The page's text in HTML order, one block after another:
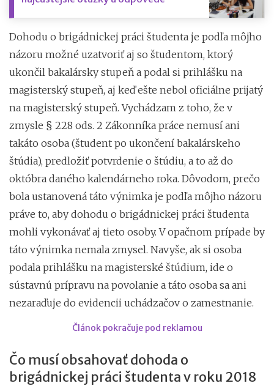
Dohodu o brigádnickej práci študenta je podľa môjho
názoru možné uzatvoriť aj so študentom, ktorý
ukončil bakalársky stupeň a podal si prihlášku na
magisterský stupeň, aj keď ešte nebol oficiálne prijatý
na magisterský stupeň. Vychádzam z toho, že v
zmysle § 228 ods. 2 Zákonníka práce nemusí ani
takáto osoba (študent po ukončení bakalárskeho
štúdia), predložiť potvrdenie o štúdiu, a to až do
októbra daného kalendárneho roka. Dôvodom, prečo
bola ustanovená táto výnimka je podľa môjho názoru
práve to, aby dohodu o brigádnickej práci študenta
mohli vykonávať aj tieto osoby. V opačnom prípade by
táto výnimka nemala zmysel. Navyše, ak si osoba
podala prihlášku na magisterské štúdium, ide o
sústavnú prípravu na povolanie a táto osoba sa ani
nezaraďuje do evidencii uchádzačov o zamestnanie.
Článok pokračuje pod reklamou
Čo musí obsahovať dohoda o
brigádnickej práci študenta v roku 2018